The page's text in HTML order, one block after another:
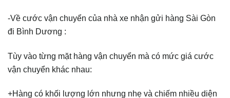
-Về cước vận chuyển của nhà xe nhận gửi hàng Sài Gòn
đi Bình Dương :
Tùy vào từng mặt hàng vận chuyển mà có mức giá cước
vận chuyển khác nhau:
+Hàng có khối lượng lớn nhưng nhẹ và chiếm nhiều diện